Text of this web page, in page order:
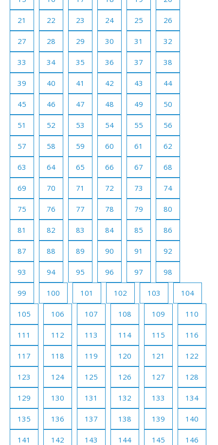
21 22 23 24 25 26
27 28 29 30 31 32
33 34 35 36 37 38
39 40 41 42 43 44
45 46 47 48 49 50
51 52 53 54 55 56
57 58 59 60 61 62
63 64 65 66 67 68
69 70 71 72 73 74
75 76 77 78 79 80
81 82 83 84 85 86
87 88 89 90 91 92
93 94 95 96 97 98
99 100 101 102 103 104
105 106 107 108 109 110
111 112 113 114 115 116
117 118 119 120 121 122
123 124 125 126 127 128
129 130 131 132 133 134
135 136 137 138 139 140
141 142 143 144 145 146